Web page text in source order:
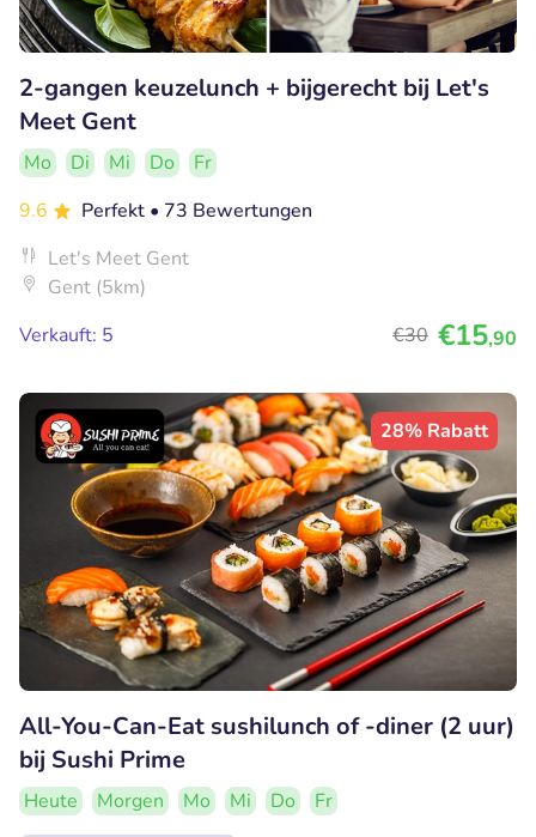
2-gangen keuzelunch + bijgerecht bij Let's
Meet Gent
Mo Di Mi Do
Fr
9.6
Perfekt • 73 Bewertungen
Let's Meet Gent
Gent (5km)
Verkauft: 5
€30 €15,90
28% Rabatt
All-You-Can-Eat sushilunch of -diner (2 uur)
bij Sushi Prime
Heute Morgen Mo Mi Do
Fr